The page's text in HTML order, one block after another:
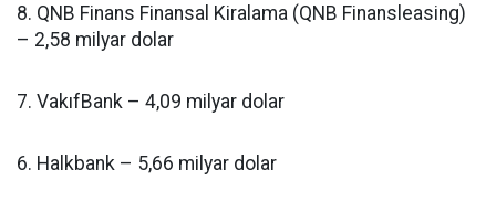
8. QNB Finans Finansal Kiralama (QNB Finansleasing)
– 2,58 milyar dolar
7. VakıfBank – 4,09 milyar dolar
6. Halkbank – 5,66 milyar dolar